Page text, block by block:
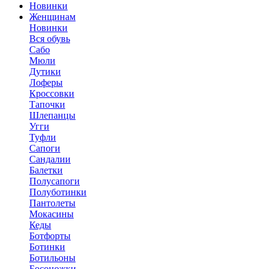
Новинки
Женщинам
Новинки
Вся обувь
Сабо
Мюли
Дутики
Лоферы
Кроссовки
Тапочки
Шлепанцы
Угги
Туфли
Сапоги
Сандалии
Балетки
Полусапоги
Полуботинки
Пантолеты
Мокасины
Кеды
Ботфорты
Ботинки
Ботильоны